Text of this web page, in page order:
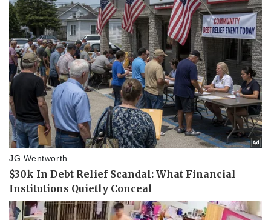
Làm đẹp - giảm cân
Phòng mạch online
Ăn sạch sống khỏe